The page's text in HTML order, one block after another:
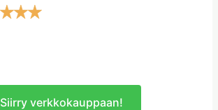
Siirry verkkokauppaan!